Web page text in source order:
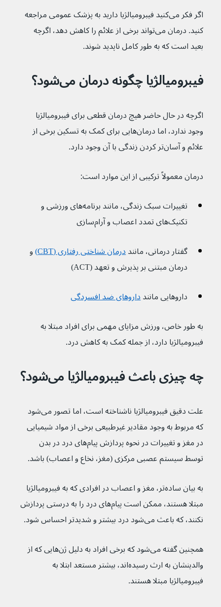
اگر فکر می‌کنید فیبرومیالژیا دارید به پزشک عمومی مراجعه
کنید. درمان می‌تواند برخی از علائم را کاهش دهد، اگرچه
بعید است که به طور کامل ناپدید شوند.
فیبرومیالژیا چگونه درمان می‌شود؟
اگرچه در حال حاضر هیچ درمان قطعی برای فیبرومیالژیا
وجود ندارد، اما درمان‌هایی برای کمک به تسکین برخی از
علائم و آسان‌تر کردن زندگی با آن وجود دارد.
درمان معمولاً ترکیبی از این موارد است:
تغییرات سبک زندگی، مانند برنامه‌های ورزشی و
تکنیک‌های تمدد اعصاب و آرام‌سازی
گفتار درمانی، مانند درمان شناختی رفتاری (CBT)
و
درمان مبتنی بر پذیرش و تعهد (ACT)
داروهایی مانند داروهای ضد افسردگی
به طور خاص، ورزش مزایای مهمی برای افراد مبتلا به
فیبرومیالژیا دارد، از جمله کمک به کاهش درد.
چه چیزی باعث فیبرومیالژیا می‌شود؟
علت دقیق فیبرومیالژیا ناشناخته است، اما تصور می‌شود
که مربوط به وجود مقادیر غیرطبیعی برخی از مواد شیمیایی
در مغز و تغییرات در نحوه پردازش پیام‌های درد در بدن
توسط سیستم عصبی مرکزی (مغز، نخاع و اعصاب) باشد.
به بیان ساده‌تر، مغز و اعصاب در افرادی که به فیبرومیالژیا
مبتلا هستند، ممکن است پیام‌های درد را به درستی پردازش
نکنند، که باعث می‌شود درد بیشتر و شدیدتر احساس شود.
همچنین گفته می‌شود که برخی افراد به دلیل ژن‌هایی که از
والدینشان به ارث رسیده‌اند، بیشتر مستعد ابتلا به
فیبرومیالژیا مبتلا هستند.